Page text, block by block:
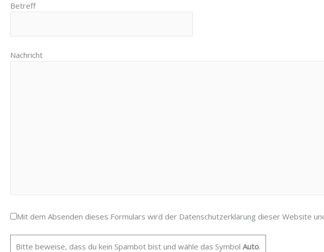
Betreff
Nachricht
Mit dem Absenden dieses Formulars wird der Datenschutzerklärung dieser Website
Bitte beweise, dass du kein Spambot bist und wähle das Symbol Auto.